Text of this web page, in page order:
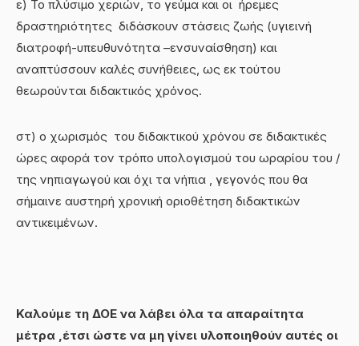
ε) Το πλύσιμο χεριών, το γεύμα και οι ήρεμες
δραστηριότητες διδάσκουν στάσεις ζωής (υγιεινή
διατροφή-υπευθυνότητα –ενσυναίσθηση) και
αναπτύσσουν καλές συνήθειες, ως εκ τούτου
θεωρούνται διδακτικός χρόνος.
στ) ο χωρισμός του διδακτικού χρόνου σε διδακτικές
ώρες αφορά τον τρόπο υπολογισμού του ωραρίου του /
της νηπιαγωγού και όχι τα νήπια , γεγονός που θα
σήμαινε αυστηρή χρονική οριοθέτηση διδακτικών
αντικειμένων.
Καλούμε τη ΔΟΕ να λάβει όλα τα απαραίτητα
μέτρα ,έτσι ώστε να μη γίνει υλοποιηθούν αυτές οι